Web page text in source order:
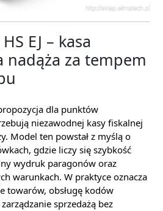
EJ – kasa
nadąża za tempem
dla punktów
niezawodnej kasy fiskalnej
Model ten powstał z myślą o
gdzie liczy się szybkość
wydruk paragonów oraz
warunkach. W praktyce oznacza
towarów, obsługę kodów
sprzedażą bez